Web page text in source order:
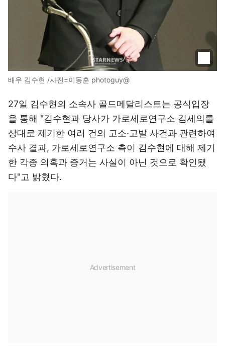
배우 김수현 /사진=이동훈 photoguy@
27일 김수현의 소속사 골드메달리스트는 공식입장
을 통해 "김수현과 당사가 가로세로연구소 김세의를
상대로 제기한 여러 건의 고소·고발 사건과 관련하여
수사 결과, 가로세로연구소 측이 김수현에 대해 제기
한 각종 의혹과 증거는 사실이 아닌 것으로 확인됐
다"고 밝혔다.